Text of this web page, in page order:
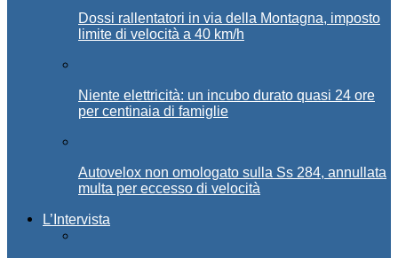
Dossi rallentatori in via della Montagna, imposto
limite di velocità a 40 km/h
Niente elettricità: un incubo durato quasi 24 ore
per centinaia di famiglie
Autovelox non omologato sulla Ss 284, annullata
multa per eccesso di velocità
L’Intervista